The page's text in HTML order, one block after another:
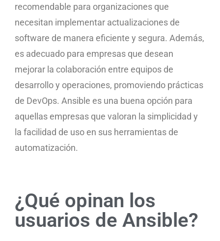
recomendable para organizaciones que
necesitan implementar actualizaciones de
software de manera eficiente y segura. Además,
es adecuado para empresas que desean
mejorar la colaboración entre equipos de
desarrollo y operaciones, promoviendo prácticas
de DevOps. Ansible es una buena opción para
aquellas empresas que valoran la simplicidad y
la facilidad de uso en sus herramientas de
automatización.
¿Qué opinan los
usuarios de Ansible?